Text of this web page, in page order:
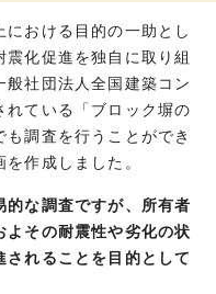
おける目的の一助とし
化促進を独自に取り組
般社団法人全国建築コン
れている「ブロック塀の
調査を行うことができ
作成しました。
的な調査ですが、所有者
よその耐震性や劣化の状
れることを目的として